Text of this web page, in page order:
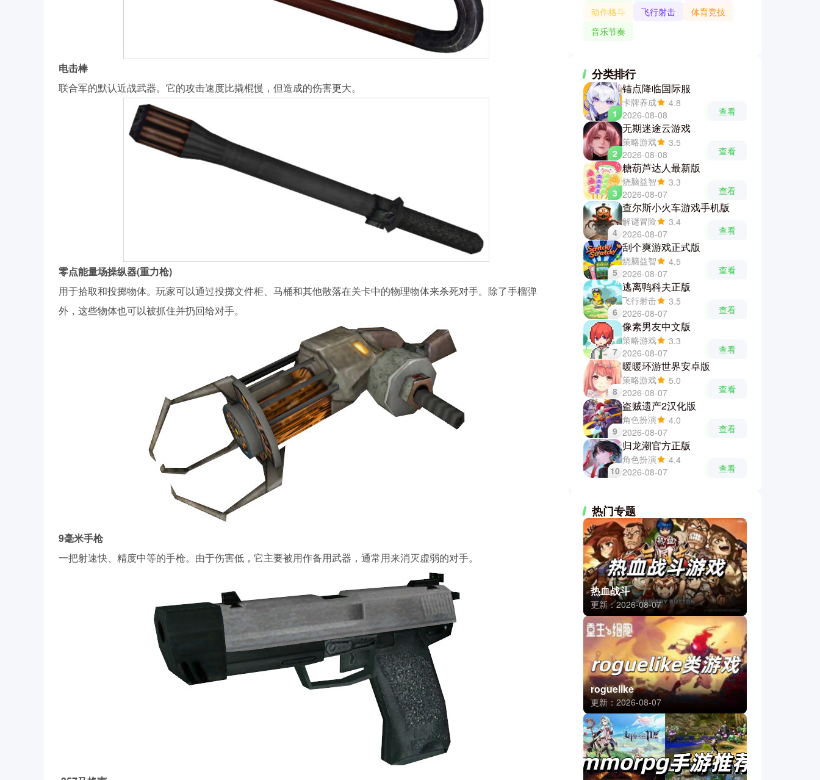
电击棒
联合军的默认近战武器。它的攻击速度比撬棍慢，但造成的伤害更大。
零点能量场操纵器(重力枪)
用于拾取和投掷物体。玩家可以通过投掷文件柜、马桶和其他散落在关卡中的物理物体来杀死对手。除了手榴弹
外，这些物体也可以被抓住并扔回给对手。
9毫米手枪
一把射速快、精度中等的手枪。由于伤害低，它主要被用作备用武器，通常用来消灭虚弱的对手。
动作格斗
飞行射击
体育竞技
音乐节奏
分类排行
1
锚点降临国际服
卡牌养成
4.8
2026-08-08
查看
2
无期迷途云游戏
策略游戏
3.5
2026-08-08
查看
3
糖葫芦达人最新版
烧脑益智
3.3
2026-08-07
查看
4
查尔斯小火车游戏手机版
解谜冒险
3.4
2026-08-07
查看
5
刮个爽游戏正式版
烧脑益智
4.5
2026-08-07
查看
6
逃离鸭科夫正版
飞行射击
3.5
2026-08-07
查看
7
像素男友中文版
策略游戏
3.3
2026-08-07
查看
8
暖暖环游世界安卓版
策略游戏
5.0
2026-08-07
查看
9
盗贼遗产2汉化版
角色扮演
4.0
2026-08-07
查看
10
归龙潮官方正版
角色扮演
4.4
2026-08-07
查看
热门专题
热血战斗
更新：2026-08-07
roguelike
更新：2026-08-07